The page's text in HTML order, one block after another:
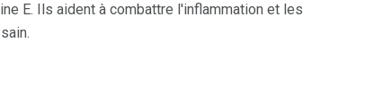
E. Ils aident à combattre l'inflammation et les